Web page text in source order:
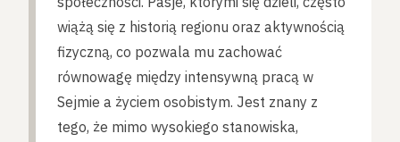
wiążą się z historią regionu oraz aktywnością
fizyczną, co pozwala mu zachować
równowagę między intensywną pracą w
Sejmie a życiem osobistym. Jest znany z
tego, że mimo wysokiego stanowiska,